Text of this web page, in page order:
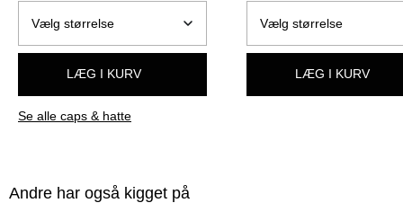
LÆG I KURV
Se alle caps & hatte
LÆG I KURV
Andre har også kigget på